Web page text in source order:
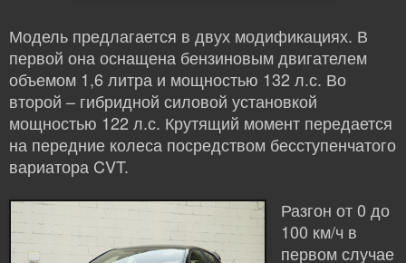
Модель предлагается в двух модификациях. В
первой она оснащена бензиновым двигателем
объемом 1,6 литра и мощностью 132 л.с. Во
второй – гибридной силовой установкой
мощностью 122 л.с. Крутящий момент передается
на передние колеса посредством бесступенчатого
вариатора CVT.
Разгон от 0 до
100 км/ч в
первом случае